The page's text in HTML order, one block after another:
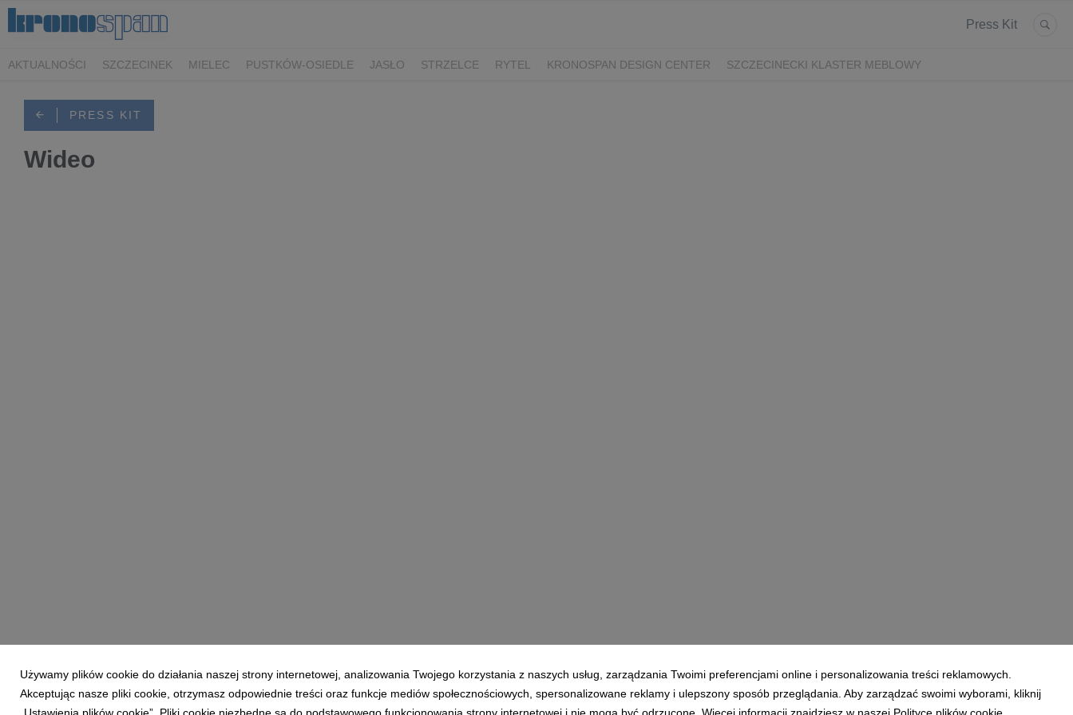
Press Kit
AKTUALNOŚCI SZCZECINEK MIELEC PUSTKÓW-OSIEDLE JASŁO STRZELCE RYTEL KRONOSPAN DESIGN CENTER SZCZECINECKI KLASTER MEBLOWY
PRESS KIT
Wideo
Używamy plików cookie do działania naszej strony internetowej, analizowania Twojego korzystania z naszych usług, zarządzania Twoimi preferencjami online i personalizowania treści reklamowych.
Akceptując nasze pliki cookie, otrzymasz odpowiednie treści oraz funkcje mediów społecznościowych, spersonalizowane reklamy i ulepszony sposób przeglądania. Aby zarządzać swoimi wyborami, kliknij